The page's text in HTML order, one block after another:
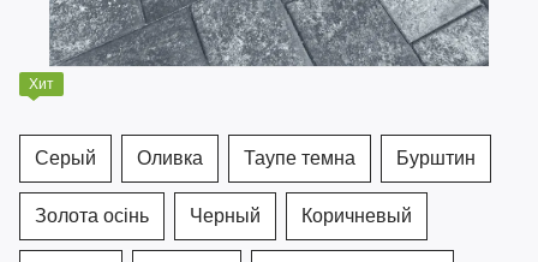
Хит
Серый Оливка Таупе темна Бурштин
Золота осінь Черный Коричневый